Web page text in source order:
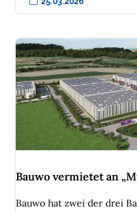
Bauwo vermietet an
Bauwo hat zwei der drei